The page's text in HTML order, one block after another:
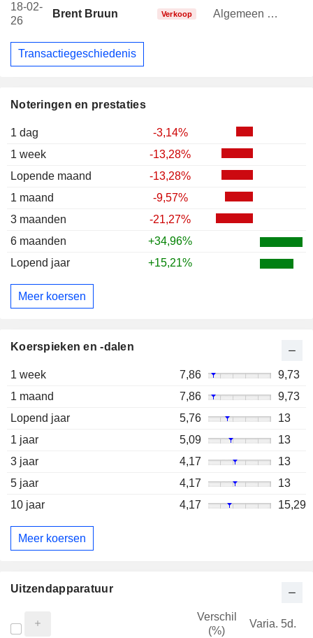
Noteringen en prestaties
1 dag
-3,14%
1 week
-13,28%
Lopende maand
-13,28%
1 maand
-9,57%
3 maanden
-21,27%
6 maanden
+34,96%
Lopend jaar
+15,21%
Meer koersen
Koerspieken en -dalen
1 week 7,86
9,73
1 maand
7,86
9,73
Lopend jaar
5,76
13
1 jaar
5,09
13
3 jaar
4,17
13
5 jaar
4,17
13
10 jaar
4,17 15,29
Meer koersen
18-02-
26
Brent Bruun Verkoop Algemeen directeur
Transactiegeschiedenis
Uitzendapparatuur
Verschil
(%)
Varia. 5d.